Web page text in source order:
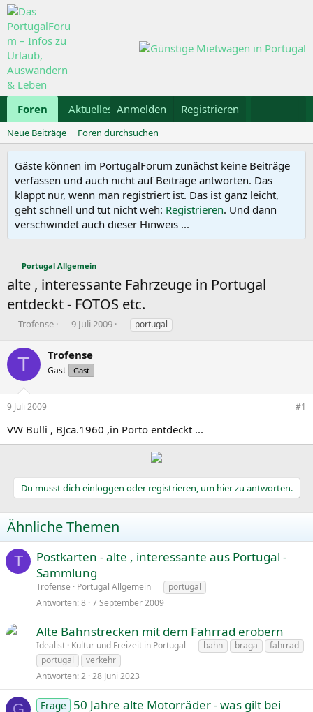
Foren Aktuelles Galerie Kalender
Anmelden Registrieren
Neue Beiträge Foren durchsuchen
Gäste können im PortugalForum zunächst keine Beiträge
verfassen und auch nicht auf Beiträge antworten. Das
klappt nur, wenn man registriert ist. Das ist ganz leicht,
geht schnell und tut nicht weh: Registrieren. Und dann
verschwindet auch dieser Hinweis ...
Portugal Allgemein
alte , interessante Fahrzeuge in Portugal
entdeckt - FOTOS etc.
E
s
t
l
e
r
Trofense
E
t
e
l
m
9 Juli 2009
S
w
t
e
portugal
T Trofense
Gast Gast
9 Juli 2009 #1
VW Bulli , BJca.1960 ,in Porto entdeckt ...
Du musst dich einloggen oder registrieren, um hier zu antworten.
Ähnliche Themen
T
Postkarten - alte , interessante aus Portugal -
Sammlung
Trofense Portugal Allgemein
portugal
Antworten 8 7 September 2009
Alte Bahnstrecken mit dem Fahrrad erobern
Idealist Kultur und Freizeit in Portugal bahn braga
fahrrad
portugal
verkehr
Antworten 2 28 Juni 2023
G Frage
50 Jahre alte Motorräder - was gilt bei